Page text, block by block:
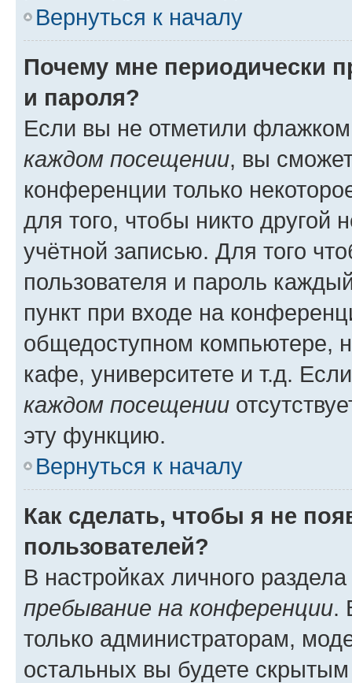
Вернуться к началу
Почему мне периодически
и пароля?
Если вы не отметили
каждом посещении, вы
конференции только
для того, чтобы никто другой
учётной записью. Для того
пользователя и пароль
пункт при входе на
общедоступном компьютере,
кафе, университете и т.д.
каждом посещении
эту функцию.
Вернуться к началу
Как сделать, чтобы я не
пользователей?
В настройках личного
пребывание на конференции.
только администраторам,
остальных вы будете